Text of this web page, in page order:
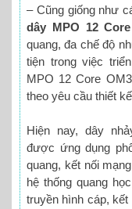
– Cũng giống như
dây MPO 12
quang, đa chế độ
tiện trong việc
MPO 12 Core
theo yêu cầu thiết
Hiện nay, dây
được ứng dụng
quang, kết nối
hệ thống quang
truyền hình cáp, kết